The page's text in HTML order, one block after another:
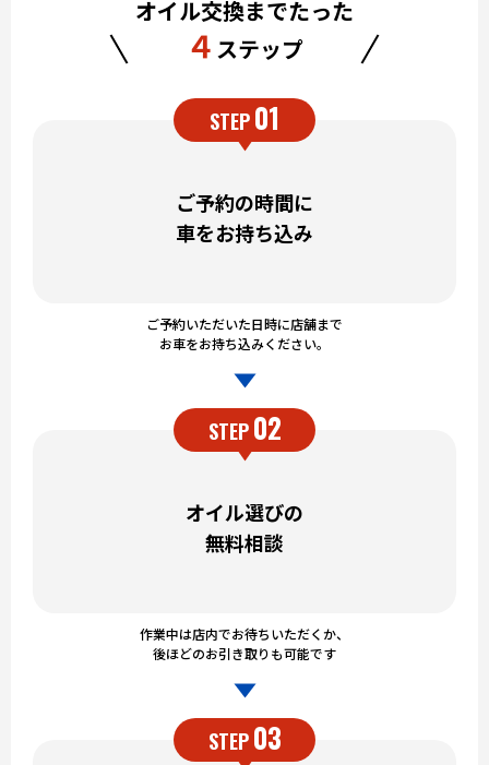
オイル交換までたった
４ ステップ
STEP01
ご予約の時間に
車をお持ち込み
ご予約いただいた日時に店舗まで
お車をお持ち込みください。
STEP 02
オイル選びの
無料相談
作業中は店内でお待ちいただくか、
後ほどのお引き取りも可能です
STEP 03